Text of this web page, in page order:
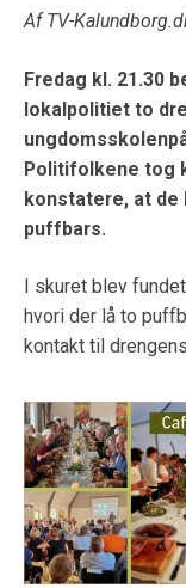
Af TV-
Fredag kl. 21.30
lokalpolitiet to
Politifolkene tog
konstatere, at
puffbars.
I skuret blev
hvori der lå to
kontakt til